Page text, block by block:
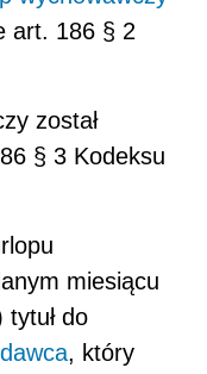
art. 186 § 2
został
§ 3 Kodeksu
miesiącu
do
, który